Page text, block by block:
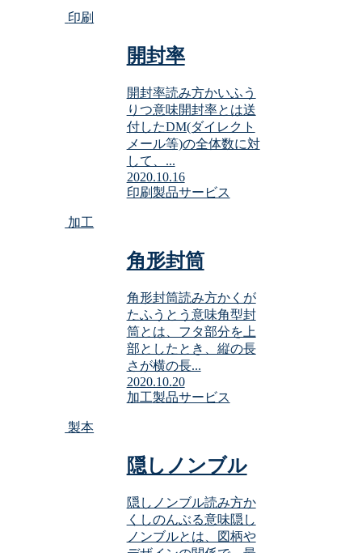
印刷
開封率
開封率読み方かいふう
りつ意味開封率とは送
付したDM(ダイレクト
メール等)の全体数に対
して、...
2020.10.16
印刷製品サービス
加工
角形封筒
角形封筒読み方かくが
たふうとう意味角型封
筒とは、フタ部分を上
部としたとき、縦の長
さが横の長...
2020.10.20
加工製品サービス
製本
隠しノンブル
隠しノンブル読み方か
くしのんぶる意味隠し
ノンブルとは、図柄や